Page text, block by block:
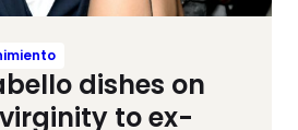
dishes on
to ex-